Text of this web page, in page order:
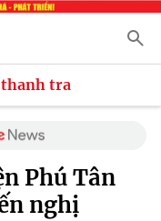
thanh tra
Phú Tân
nghị